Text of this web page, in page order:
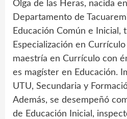
Olga de las Heras, nacida
Departamento de
Educación Común e Inicial,
Especialización en
maestría en Currículo con
es magíster en Educación.
UTU, Secundaria y
Además, se desempeñó
de Educación Inicial,